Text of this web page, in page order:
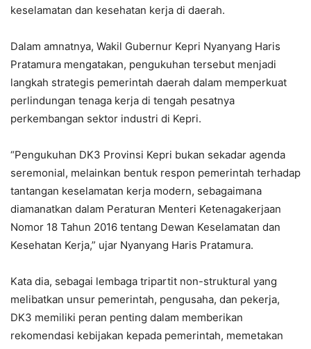
keselamatan dan kesehatan kerja di daerah.
Dalam amnatnya, Wakil Gubernur Kepri Nyanyang Haris
Pratamura mengatakan, pengukuhan tersebut menjadi
langkah strategis pemerintah daerah dalam memperkuat
perlindungan tenaga kerja di tengah pesatnya
perkembangan sektor industri di Kepri.
“Pengukuhan DK3 Provinsi Kepri bukan sekadar agenda
seremonial, melainkan bentuk respon pemerintah terhadap
tantangan keselamatan kerja modern, sebagaimana
diamanatkan dalam Peraturan Menteri Ketenagakerjaan
Nomor 18 Tahun 2016 tentang Dewan Keselamatan dan
Kesehatan Kerja,” ujar Nyanyang Haris Pratamura.
Kata dia, sebagai lembaga tripartit non-struktural yang
melibatkan unsur pemerintah, pengusaha, dan pekerja,
DK3 memiliki peran penting dalam memberikan
rekomendasi kebijakan kepada pemerintah, memetakan